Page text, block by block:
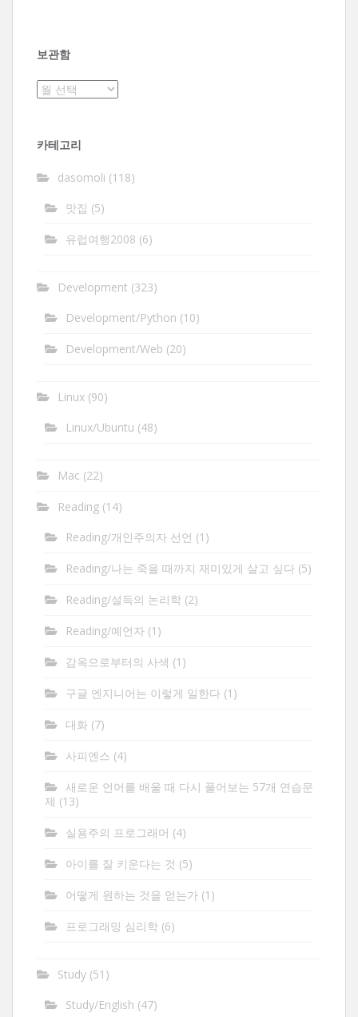
보관함
보
카테고리
dasomoli (118)
맛집 (5)
유럽여행2008 (6)
Development (323)
Development/Python (10)
Development/Web (20)
Linux (90)
Linux/Ubuntu (48)
Mac (22)
Reading (14)
Reading/개인주의자 선언 (1)
Reading/나는 죽을 때까지 재미있게 살고 싶다 (5)
Reading/설득의 논리학 (2)
Reading/예언자 (1)
감옥으로부터의 사색 (1)
구글 엔지니어는 이렇게 일한다 (1)
대화 (7)
사피엔스 (4)
새로운 언어를 배울 때 다시 풀어보는 57개 연습문
제 (13)
실용주의 프로그래머 (4)
아이를 잘 키운다는 것 (5)
어떻게 원하는 것을 얻는가 (1)
프로그래밍 심리학 (6)
Study (51)
Study/English (47)